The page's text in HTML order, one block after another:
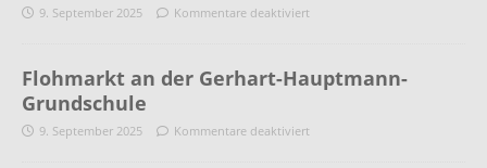
9. September 2025 Kommentare deaktiviert
Flohmarkt an der Gerhart-Hauptmann-
Grundschule
9. September 2025 Kommentare deaktiviert